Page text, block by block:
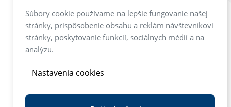
Súbory cookie používame na lepšie fungovanie našej
stránky, prispôsobenie obsahu a reklám návštevníkovi
stránky, poskytovanie funkcií, sociálnych médií a na
analýzu.
Nastavenia cookies